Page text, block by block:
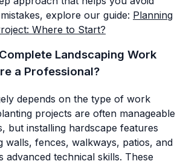
explore our guide: Planning
Where to Start?
Landscaping Work
a Professional?
depends on the type of work
projects are often manageable
but installing hardscape features
walls, fences, walkways, patios, and
advanced technical skills. These